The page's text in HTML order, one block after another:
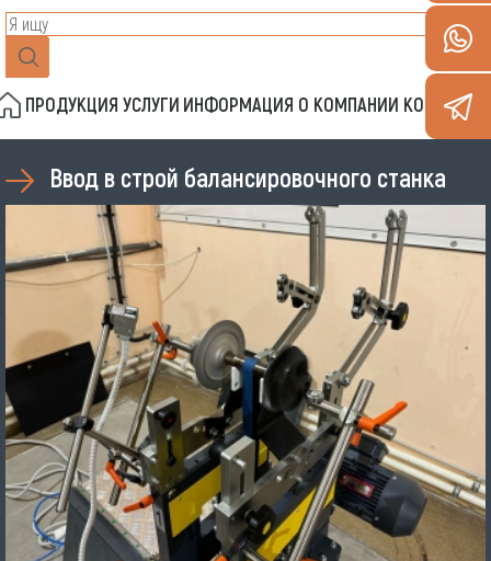
ПРОДУКЦИЯ УСЛУГИ ИНФОРМАЦИЯ О КОМПАНИИ КОНТАКТЫ
Ввод в строй балансировочного станка